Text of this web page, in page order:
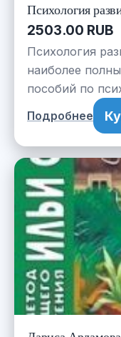
Психология
2503.00 RUB
Психология
наиболее
пособий по
Подробнее